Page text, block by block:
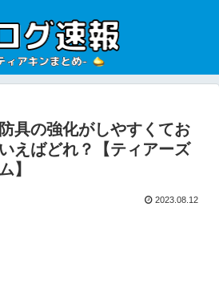
具の強化がしやすくてお
えばどれ？【ティアーズ
】
2023.08.12